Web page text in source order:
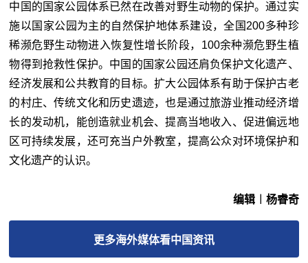
中国的国家公园体系已然在改善对野生动物的保护。通过实
施以国家公园为主的自然保护地体系建设，全国200多种珍
稀濒危野生动物进入恢复性增长阶段，100余种濒危野生植
物得到抢救性保护。中国的国家公园还肩负保护文化遗产、
经济发展和公共教育的目标。扩大公园体系有助于保护古老
的村庄、传统文化和历史遗迹，也是通过旅游业推动经济增
长的发动机，能创造就业机会、提高当地收入、促进偏远地
区可持续发展，还可充当户外教室，提高公众对环境保护和
文化遗产的认识。
编辑︱杨睿奇
更多海外媒体看中国资讯